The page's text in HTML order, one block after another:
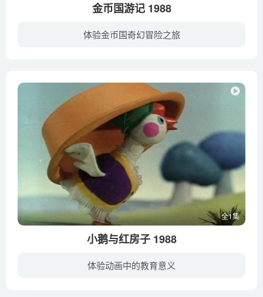
金币国游记 1988
体验金币国奇幻冒险之旅
全1集
小鹅与红房子 1988
体验动画中的教育意义